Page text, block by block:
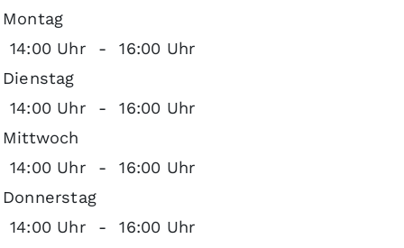
Montag
14:00 Uhr
-
16:00 Uhr
Dienstag
14:00 Uhr
-
16:00 Uhr
Mittwoch
14:00 Uhr
-
16:00 Uhr
Donnerstag
14:00 Uhr
- 16:00 Uhr